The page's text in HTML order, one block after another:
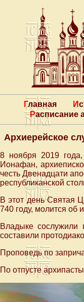
Главная
Расписание
Архиерейское
8 ноября 2019
Ионафан,
честь Двенадцати
республиканской
В этот день Святая
740 году, молится об
Владыке сослужили
составили
Проповедь по
По отпусте